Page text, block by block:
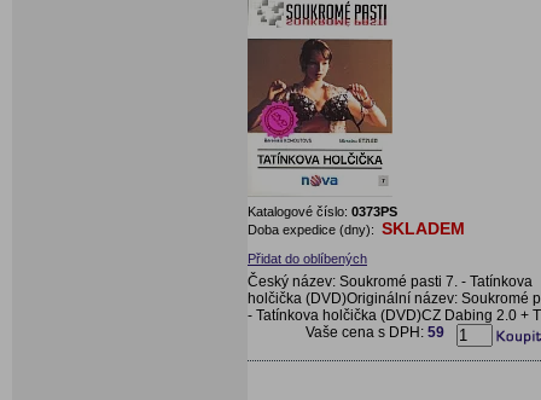
Katalogové číslo: 0373PS
Doba expedice (dny): SKLADEM
Přidat do oblíbených
Český název: Soukromé pasti 7. - Tatínkova
holčička (DVD)Originální název: Soukromé
- Tatínkova holčička (DVD)CZ Dabing 2.0 +
Vaše cena s DPH: 59